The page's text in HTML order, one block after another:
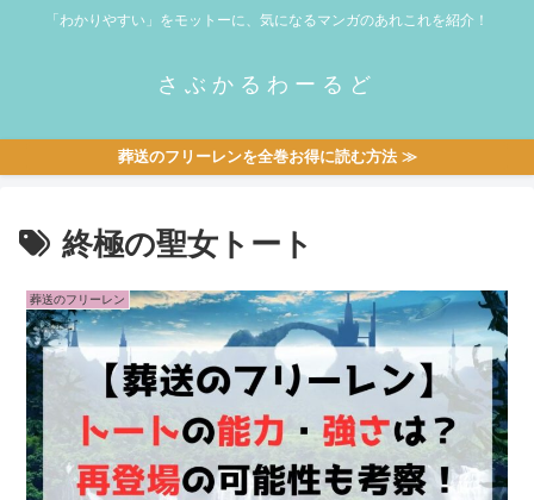
「わかりやすい」をモットーに、気になるマンガのあれこれを紹介！
さぶかるわーるど
葬送のフリーレンを全巻お得に読む方法 ≫
終極の聖女トート
葬送のフリーレン